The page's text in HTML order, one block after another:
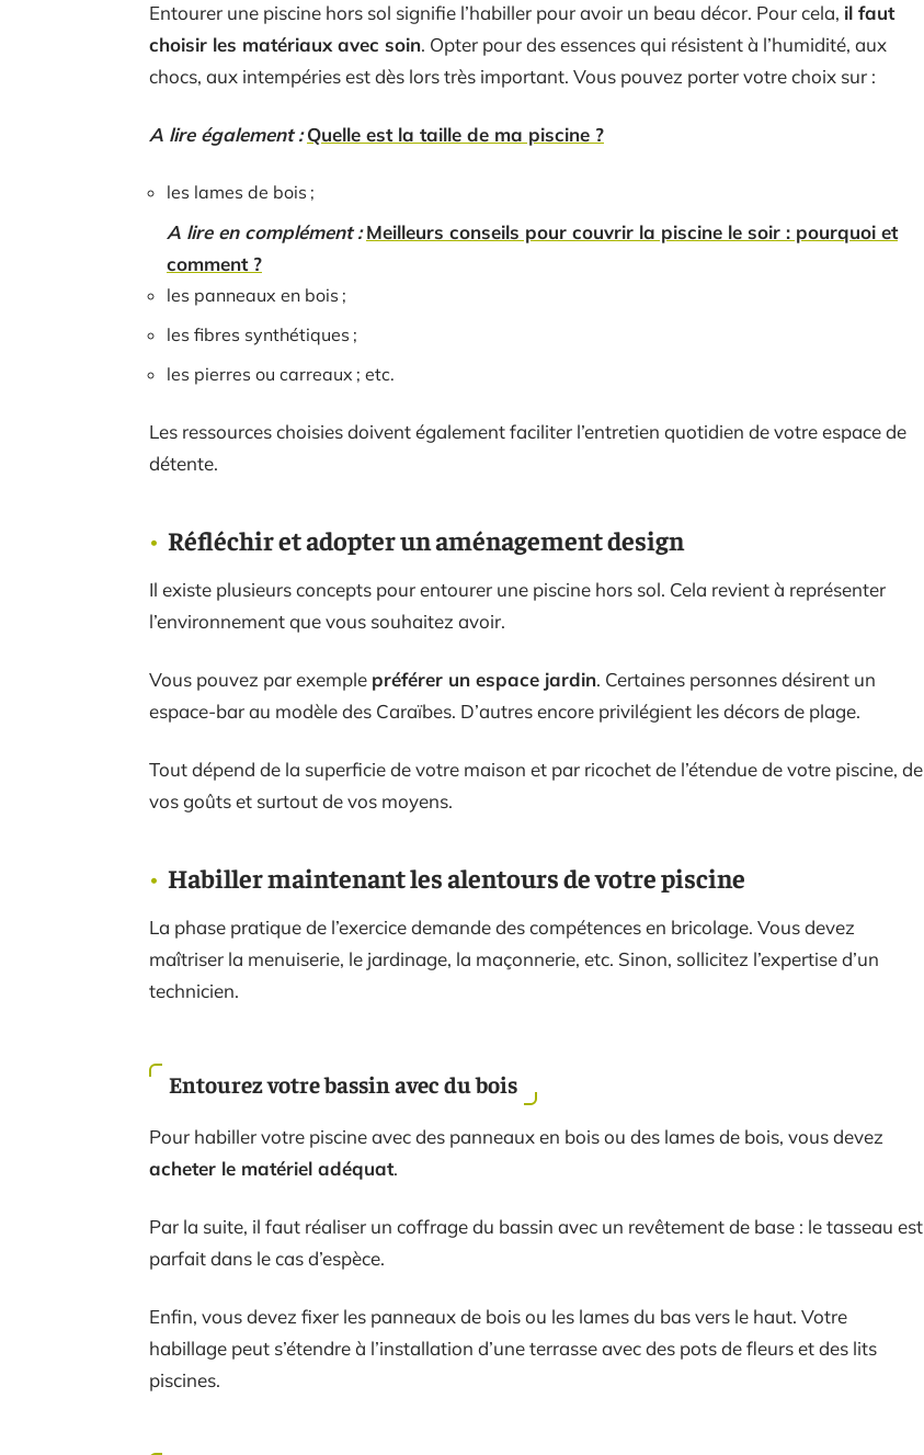
Entourer une piscine hors sol signifie l’habiller pour avoir un beau décor. Pour cela, il faut
choisir les matériaux avec soin. Opter pour des essences qui résistent à l’humidité, aux
chocs, aux intempéries est dès lors très important. Vous pouvez porter votre choix sur :
A lire également : Quelle est la taille de ma piscine ?
les lames de bois ;
A lire en complément : Meilleurs conseils pour couvrir la piscine le soir : pourquoi et
comment ?
les panneaux en bois ;
les fibres synthétiques ;
les pierres ou carreaux ; etc.
Les ressources choisies doivent également faciliter l’entretien quotidien de votre espace de
détente.
Réfléchir et adopter un aménagement design
Il existe plusieurs concepts pour entourer une piscine hors sol. Cela revient à représenter
l’environnement que vous souhaitez avoir.
Vous pouvez par exemple préférer un espace jardin. Certaines personnes désirent un
espace-bar au modèle des Caraïbes. D’autres encore privilégient les décors de plage.
Tout dépend de la superficie de votre maison et par ricochet de l’étendue de votre piscine, de
vos goûts et surtout de vos moyens.
Habiller maintenant les alentours de votre piscine
La phase pratique de l’exercice demande des compétences en bricolage. Vous devez
maîtriser la menuiserie, le jardinage, la maçonnerie, etc. Sinon, sollicitez l’expertise d’un
technicien.
Entourez votre bassin avec du bois
Pour habiller votre piscine avec des panneaux en bois ou des lames de bois, vous devez
acheter le matériel adéquat.
Par la suite, il faut réaliser un coffrage du bassin avec un revêtement de base : le tasseau est
parfait dans le cas d’espèce.
Enfin, vous devez fixer les panneaux de bois ou les lames du bas vers le haut. Votre
habillage peut s’étendre à l’installation d’une terrasse avec des pots de fleurs et des lits
piscines.